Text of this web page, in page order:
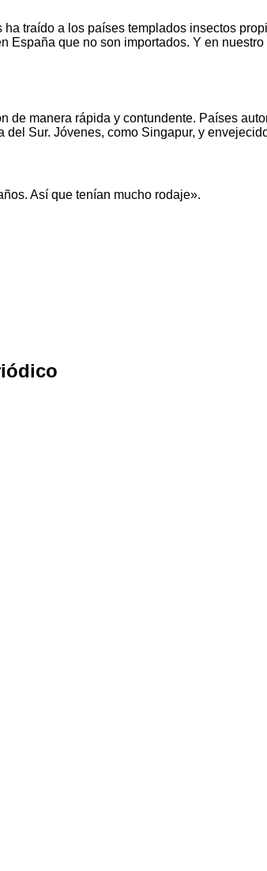
ha traído a los países templados insectos
España que no son importados. Y en
manera rápida y contundente. Países
Sur. Jóvenes, como Singapur, y
Así que tenían mucho rodaje».